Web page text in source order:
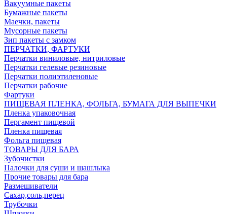
Вакуумные пакеты
Бумажные пакеты
Маечки, пакеты
Мусорные пакеты
Зип пакеты с замком
ПЕРЧАТКИ, ФАРТУКИ
Перчатки виниловые, нитриловые
Перчатки гелевые резиновые
Перчатки полиэтиленовые
Перчатки рабочие
Фартуки
ПИЩЕВАЯ ПЛЕНКА, ФОЛЬГА, БУМАГА ДЛЯ ВЫПЕЧКИ
Пленка упаковочная
Пергамент пищевой
Пленка пищевая
Фольга пищевая
ТОВАРЫ ДЛЯ БАРА
Зубочистки
Палочки для суши и шашлыка
Прочие товары для бара
Размешиватели
Сахар,соль,перец
Трубочки